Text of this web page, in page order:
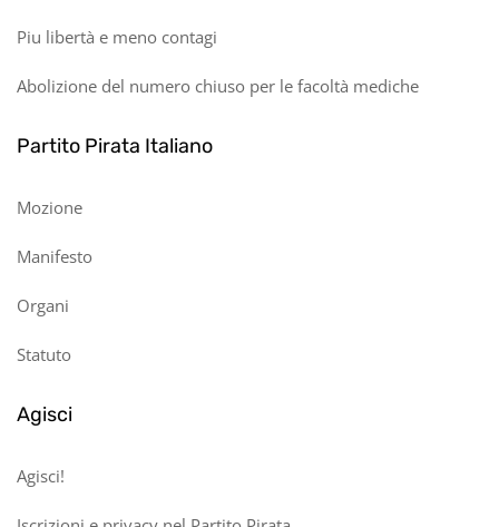
Piu libertà e meno contagi
Abolizione del numero chiuso per le facoltà mediche
Partito Pirata Italiano
Mozione
Manifesto
Organi
Statuto
Agisci
Agisci!